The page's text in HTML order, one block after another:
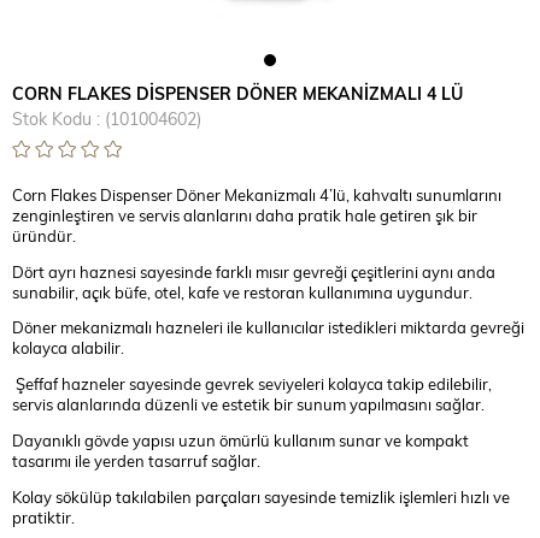
CORN FLAKES DİSPENSER DÖNER MEKANİZMALI 4 LÜ
Stok Kodu
(101004602)
Corn Flakes Dispenser Döner Mekanizmalı 4’lü, kahvaltı sunumlarını
zenginleştiren ve servis alanlarını daha pratik hale getiren şık bir
üründür.
Dört ayrı haznesi sayesinde farklı mısır gevreği çeşitlerini aynı anda
sunabilir, açık büfe, otel, kafe ve restoran kullanımına uygundur.
Döner mekanizmalı hazneleri ile kullanıcılar istedikleri miktarda gevreği
kolayca alabilir.
Şeffaf hazneler sayesinde gevrek seviyeleri kolayca takip edilebilir,
servis alanlarında düzenli ve estetik bir sunum yapılmasını sağlar.
Dayanıklı gövde yapısı uzun ömürlü kullanım sunar ve kompakt
tasarımı ile yerden tasarruf sağlar.
Kolay sökülüp takılabilen parçaları sayesinde temizlik işlemleri hızlı ve
pratiktir.